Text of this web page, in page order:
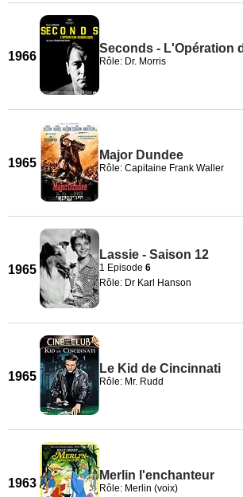
1966
Seconds - L'Opération
Rôle: Dr. Morris
1965
Major Dundee
Rôle: Capitaine Frank Waller
1965
Lassie - Saison 12
1 Episode 6
Rôle: Dr Karl Hanson
1965
Le Kid de Cincinnati
Rôle: Mr. Rudd
1963
Merlin l'enchanteur
Rôle: Merlin (voix)